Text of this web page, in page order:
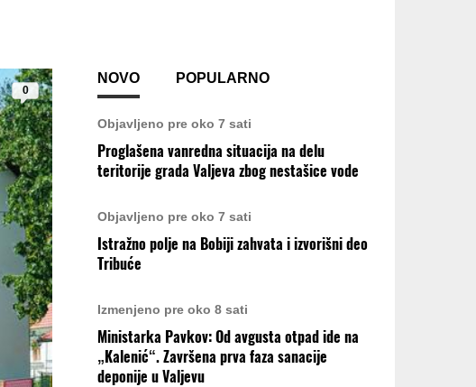
0
NOVO POPULARNO
Objavljeno pre oko 7 sati
Proglašena vanredna situacija na delu
teritorije grada Valjeva zbog nestašice vode
Objavljeno pre oko 7 sati
Istražno polje na Bobiji zahvata i izvorišni deo
Tribuće
Izmenjeno pre oko 8 sati
Ministarka Pavkov: Od avgusta otpad ide na
„Kalenić“. Završena prva faza sanacije
deponije u Valjevu